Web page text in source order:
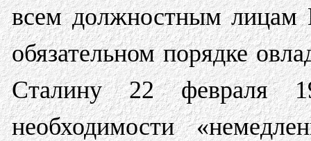
всем должностным лицам
обязательном порядке
Сталину 22 февраля
необходимости